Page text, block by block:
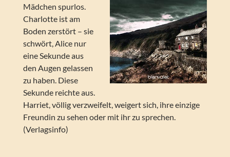
Mädchen spurlos.
Charlotte ist am
Boden zerstört – sie
schwört, Alice nur
eine Sekunde aus
den Augen gelassen
zu haben. Diese
Sekunde reichte aus.
Harriet, völlig verzweifelt, weigert sich, ihre einzige
Freundin zu sehen oder mit ihr zu sprechen.
(Verlagsinfo)